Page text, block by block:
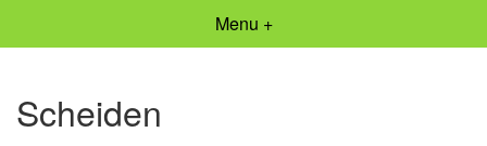
Menu +
Scheiden